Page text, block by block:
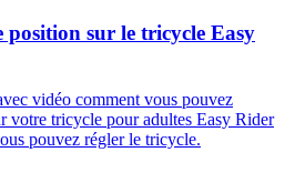
position sur le tricycle Easy
vidéo comment vous pouvez
votre tricycle pour adultes Easy Rider
pouvez régler le tricycle.